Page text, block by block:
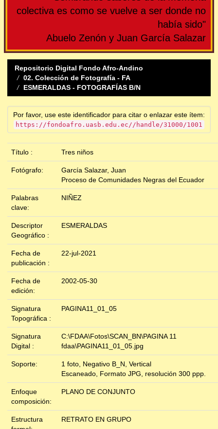
colectiva es como se vuelve a ser donde no
había sido"
Abuelo Zenón y Juan García Salazar
Repositorio Digital Fondo Afro-Andino
02. Colección de Fotografía - FA
ESMERALDAS - FOTOGRAFÍAS B/N
Por favor, use este identificador para citar o enlazar este ítem:
https://fondoafro.uasb.edu.ec//handle/31000/1001
Título : Tres niños
Fotógrafo:
García Salazar, Juan
Proceso de Comunidades Negras del Ecuador
Palabras
clave:
NIÑEZ
Descriptor
Geográfico :
ESMERALDAS
Fecha de
publicación :
22-jul-2021
Fecha de
edición:
2002-05-30
Signatura
Topográfica :
PAGINA11_01_05
Signatura
Digital :
C:\FDAA\Fotos\SCAN_BN\PAGINA 11
fdaa\PAGINA11_01_05.jpg
Soporte:
1 foto, Negativo B_N, Vertical
Escaneado, Formato JPG, resolución 300 ppp.
Enfoque
composición:
PLANO DE CONJUNTO
Estructura
RETRATO EN GRUPO